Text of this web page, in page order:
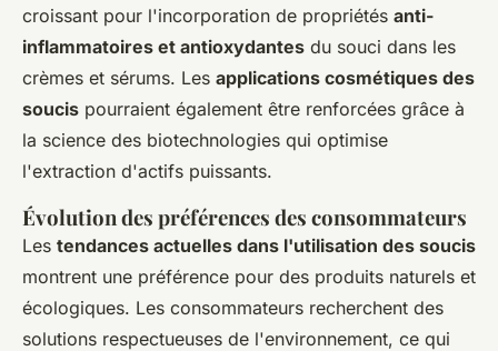
croissant pour l'incorporation de propriétés anti-
inflammatoires et antioxydantes du souci dans les
crèmes et sérums. Les applications cosmétiques des
soucis pourraient également être renforcées grâce à
la science des biotechnologies qui optimise
l'extraction d'actifs puissants.
Évolution des préférences des consommateurs
Les tendances actuelles dans l'utilisation des soucis
montrent une préférence pour des produits naturels et
écologiques. Les consommateurs recherchent des
solutions respectueuses de l'environnement, ce qui